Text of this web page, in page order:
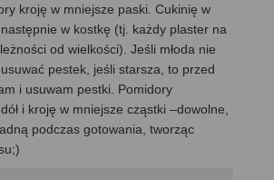
kroję w mniejsze paski. Cukinię w
w kostkę (tj. każdy plaster na
od wielkości). Jeśli młoda nie
pestek, jeśli starsza, to przed
i usuwam pestki. Pomidory
i kroję w mniejsze cząstki –dowolne,
podczas gotowania, tworząc